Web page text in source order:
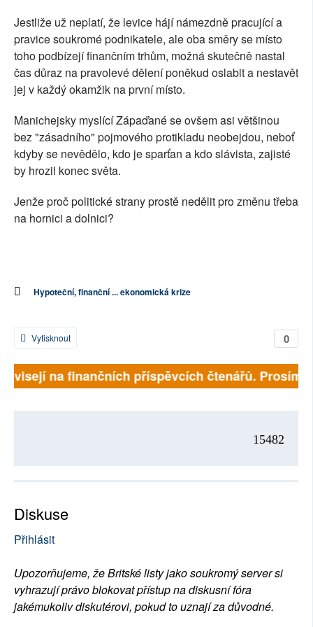
Jestliže už neplatí, že levice hájí námezdně pracující a
pravice soukromé podnikatele, ale oba směry se místo
toho podbízejí finančním trhům, možná skutečně nastal
čas důraz na pravolevé dělení poněkud oslabit a nestavět
jej v každý okamžik na první místo.
Manichejsky myslící Zápaďané se ovšem asi většinou
bez "zásadního" pojmového protikladu neobejdou, neboť
kdyby se nevědělo, kdo je sparťan a kdo slávista, zajisté
by hrozil konec světa.
Jenže proč politické strany prostě nedělit pro změnu třeba
na hornici a dolnici?
Hypoteční, finanční ... ekonomická krize
0
Vytisknout
na finančních příspěvcích čtenářů.
15482
Diskuse
Přihlásit
Upozorňujeme, že Britské listy jako soukromý server si
vyhrazují právo blokovat přístup na diskusní fóra
jakémukoliv diskutérovi, pokud to uznají za důvodné.